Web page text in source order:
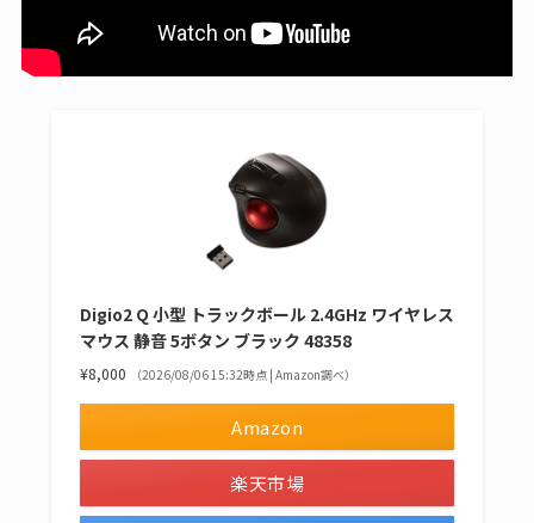
Digio2 Q 小型 トラックボール 2.4GHz ワイヤレス
マウス 静音 5ボタン ブラック 48358
¥8,000 （2026/08/06 15:32時点 | Amazon調べ）
Amazon
楽天市場